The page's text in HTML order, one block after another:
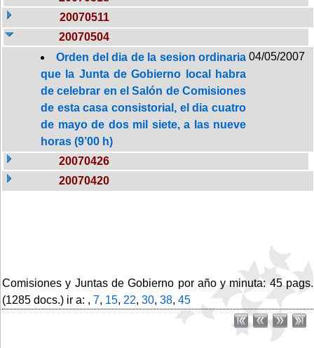
20070511
20070504
Orden del dia de la sesion ordinaria
que la Junta de Gobierno local habra
de celebrar en el Salón de Comisiones
de esta casa consistorial, el dia cuatro
de mayo de dos mil siete, a las nueve
horas (9’00 h)
04/05/2007
20070426
20070420
Comisiones y Juntas de Gobierno por año y minuta: 45 pags.
(1285 docs.) ir a: , 7, 15, 22, 30, 38, 45